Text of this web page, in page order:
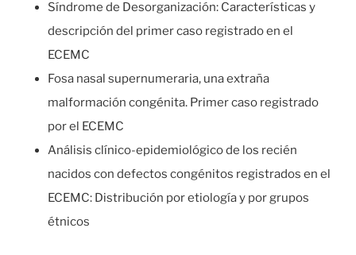
Síndrome de Desorganización: Características y
descripción del primer caso registrado en el
ECEMC
Fosa nasal supernumeraria, una extraña
malformación congénita. Primer caso registrado
por el ECEMC
Análisis clínico-epidemiológico de los recién
nacidos con defectos congénitos registrados en el
ECEMC: Distribución por etiología y por grupos
étnicos